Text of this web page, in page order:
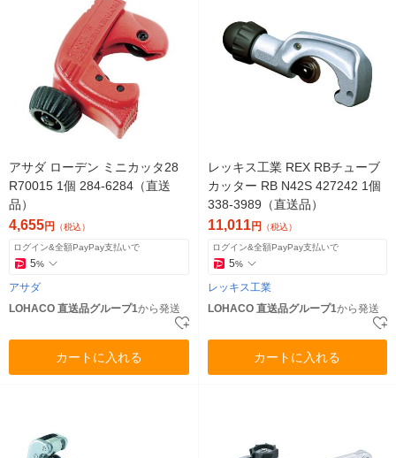
アサダ ローデン ミニカッタ28
R70015 1個 284-6284（直送
品）
4,655円 （税込）
ログイン&全額PayPay支払いで
5%
アサダ
LOHACO 直送品グループ1から発送
カートに入れる
レッキス工業 REX RBチューブ
カッター RB N42S 427242 1個
338-3989（直送品）
11,011円 （税込）
ログイン&全額PayPay支払いで
5%
レッキス工業
LOHACO 直送品グループ1から発送
カートに入れる